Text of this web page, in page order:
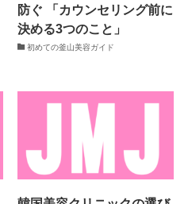
防ぐ 「カウンセリング前に
決める3つのこと」
初めての釜山美容ガイド